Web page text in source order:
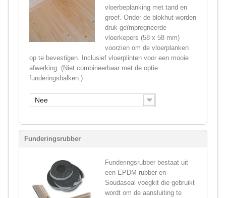
vloerbeplanking met tand en
groef. Onder de blokhut worden
druk geïmpregneerde
vloerkepers (58 x 58 mm)
voorzien om de vloerplanken
op te bevestigen. Inclusief vloerplinten voor een mooie
afwerking. (Niet combineerbaar met de optie
funderingsbalken.)
Nee
Funderingsrubber
Funderingsrubber bestaat uit
een EPDM-rubber en
Soudaseal voegkit die gebruikt
wordt om de aansluiting te